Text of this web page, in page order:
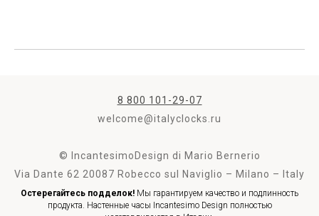
8 800 101-29-07
welcome@italyclocks.ru
© IncantesimoDesign di Mario Bernerio
Via Dante 62 20087 Robecco sul Naviglio – Milano – Italy
Остерегайтесь подделок! Мы гарантируем качество и подлинность
продукта. Настенные часы Incantesimo Design полностью